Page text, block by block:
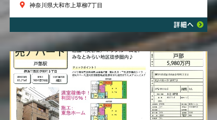
神奈川県大和市上草柳7丁目
詳細へ